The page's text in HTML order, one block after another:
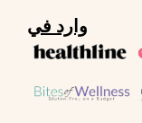
وارد في